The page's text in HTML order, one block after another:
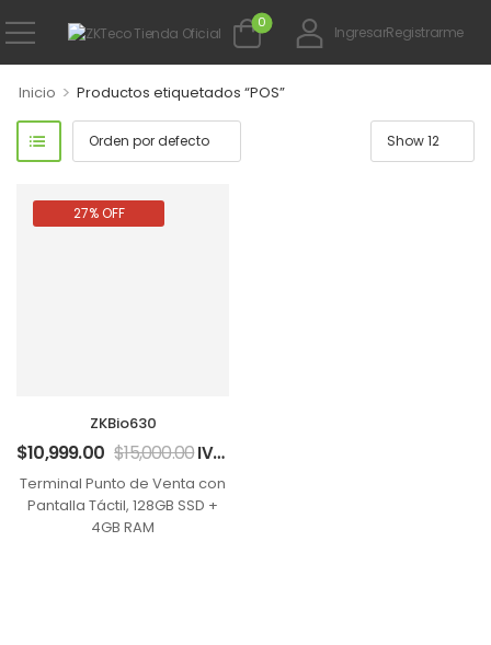
0
IngresarRegistrarme
Inicio > Productos etiquetados “POS”
27% OFF
ZKBio630
$10,999.00 $15,000.00IVA incluido
Terminal Punto de Venta con
Pantalla Táctil, 128GB SSD +
4GB RAM